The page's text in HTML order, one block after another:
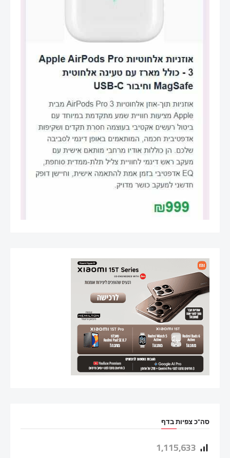
סה"כ צפיות בדף
1,115,633